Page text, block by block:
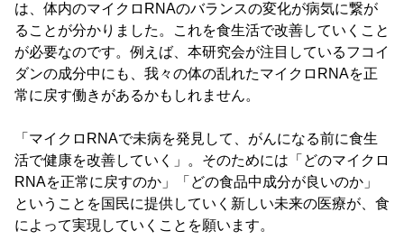
は、体内のマイクロRNAのバランスの変化が病気に繋が
ることが分かりました。これを食生活で改善していくこと
が必要なのです。例えば、本研究会が注目しているフコイ
ダンの成分中にも、我々の体の乱れたマイクロRNAを正
常に戻す働きがあるかもしれません。
「マイクロRNAで未病を発見して、がんになる前に食生
活で健康を改善していく」。そのためには「どのマイクロ
RNAを正常に戻すのか」「どの食品中成分が良いのか」
ということを国民に提供していく新しい未来の医療が、食
によって実現していくことを願います。